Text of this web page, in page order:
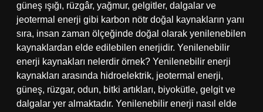
güneş ışığı, rüzgâr, yağmur, gelgitler, dalgalar ve
jeotermal enerji gibi karbon nötr doğal kaynakların yanı
sıra, insan zaman ölçeğinde doğal olarak yenilenebilen
kaynaklardan elde edilebilen enerjidir. Yenilenebilir
enerji kaynakları nelerdir örnek? Yenilenebilir enerji
kaynakları arasında hidroelektrik, jeotermal enerji,
güneş, rüzgar, odun, bitki artıkları, biyokütle, gelgit ve
dalgalar yer almaktadır. Yenilenebilir enerji nasıl elde